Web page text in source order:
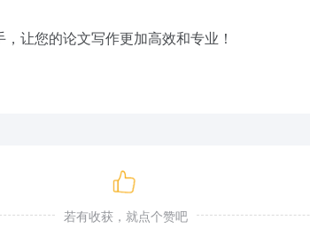
让您的论文写作更加高效和专业！
若有收获，就点个赞吧